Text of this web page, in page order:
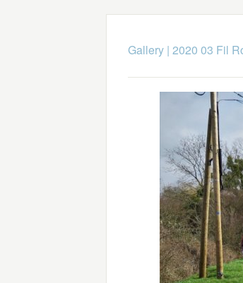
Gallery| 2020 03 Fil